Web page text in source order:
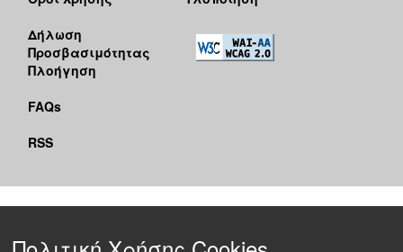
Δήλωση
Προσβασιμότητας
Πλοήγηση
FAQs
RSS